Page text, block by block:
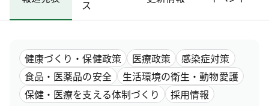
ス
健康づくり・保健政策 医療政策
感染症対策
食品・医薬品の安全
生活環境の衛生・動物愛護
保健・医療を支える体制づくり
採用情報